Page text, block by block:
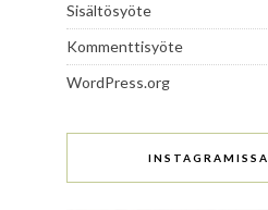
Sisältösyöte
Kommenttisyöte
WordPress.org
INSTAGRAMISSA